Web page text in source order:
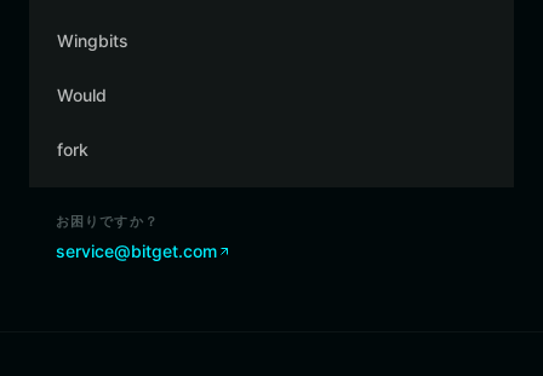
Wingbits
Would
fork
お困りですか？
service@bitget.com